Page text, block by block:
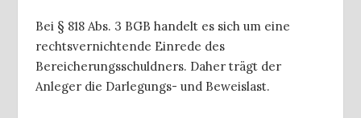
Bei § 818 Abs. 3 BGB handelt es sich um eine
rechtsvernichtende Einrede des
Bereicherungsschuldners. Daher trägt der
Anleger die Darlegungs- und Beweislast.